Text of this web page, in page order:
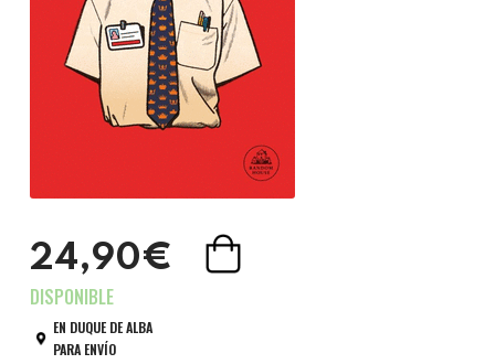
24,90€
EN DUQUE DE ALBA
PARA ENVÍO